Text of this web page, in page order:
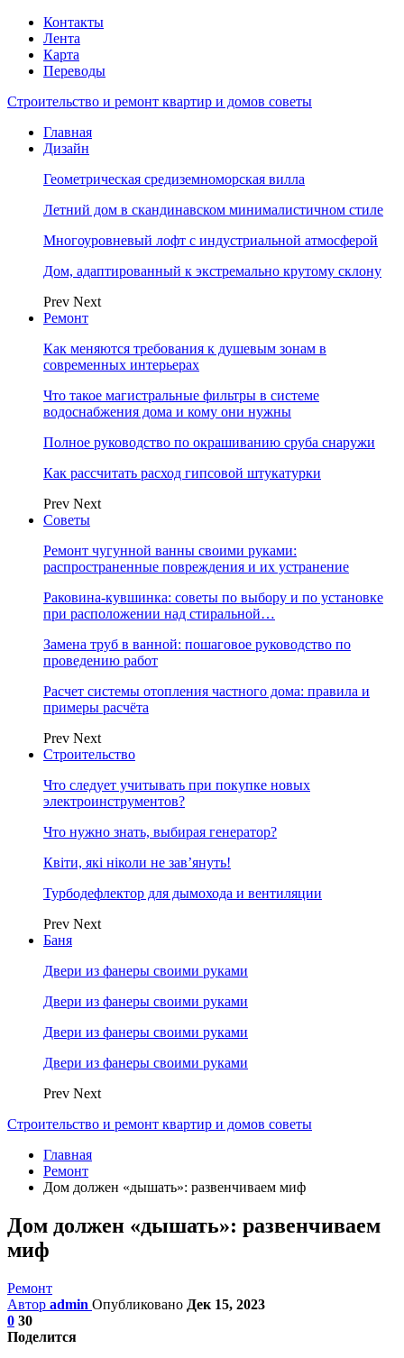
Контакты
Лента
Карта
Переводы
Строительство и ремонт квартир и домов советы
Главная
Дизайн
Геометрическая средиземноморская вилла
Летний дом в скандинавском минималистичном стиле
Многоуровневый лофт с индустриальной атмосферой
Дом, адаптированный к экстремально крутому склону
Prev Next
Ремонт
Как меняются требования к душевым зонам в
современных интерьерах
Что такое магистральные фильтры в системе
водоснабжения дома и кому они нужны
Полное руководство по окрашиванию сруба снаружи
Как рассчитать расход гипсовой штукатурки
Prev Next
Советы
Ремонт чугунной ванны своими руками:
распространенные повреждения и их устранение
Раковина-кувшинка: советы по выбору и по установке
при расположении над стиральной…
Замена труб в ванной: пошаговое руководство по
проведению работ
Расчет системы отопления частного дома: правила и
примеры расчёта
Prev Next
Строительство
Что следует учитывать при покупке новых
электроинструментов?
Что нужно знать, выбирая генератор?
Квіти, які ніколи не зав’януть!
Турбодефлектор для дымохода и вентиляции
Prev Next
Баня
Двери из фанеры своими руками
Двери из фанеры своими руками
Двери из фанеры своими руками
Двери из фанеры своими руками
Prev Next
Строительство и ремонт квартир и домов советы
Главная
Ремонт
Дом должен «дышать»: развенчиваем миф
Дом должен «дышать»: развенчиваем
миф
Ремонт
Автор admin Опубликовано Дек 15, 2023
0 30
Поделится